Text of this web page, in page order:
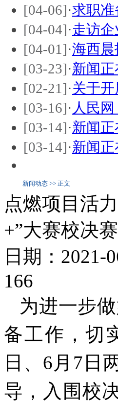
[04-06]·求职
[04-04]·走访
[04-01]·海西
[03-23]·新闻
[02-21]·关于
[03-16]· 人民
[03-14]·新闻
[03-14]·新闻
新闻动态 >> 正文
点燃项目活
+”大赛校决
日期：
166
为进一步
备工作，切
日、6月7日
导，入围校